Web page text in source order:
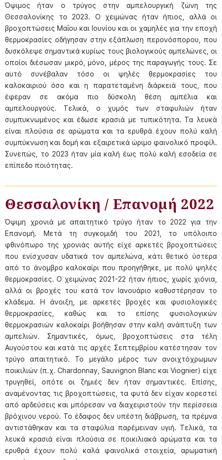
Όψιμος ήταν ο τρύγος στην αμπελουργική ζώνη της
Θεσσαλονίκης το 2023. Ο χειμώνας ήταν ήπιος, αλλά οι
βροχοπτώσεις Μαΐου και Ιουνίου και οι χαμηλές για την εποχή
θερμοκρασίες οδήγησαν στην εξάπλωση περονόσπορου, που
δυσκόλεψε σημαντικά κυρίως τους βιολογικούς αμπελώνες, οι
οποίοι διέσωσαν μικρό, μόνο, μέρος της παραγωγής τους. Σε
αυτό συνέβαλαν τόσο οι ψηλές θερμοκρασίες του
καλοκαιριού όσο και η παρατεταμένη διάρκειά τους, που
έφεραν σε ακόμα πιο δύσκολη θέση αμπέλια και
αμπελουργούς. Τελικά, ο χυμός των σταφυλιών ήταν
συμπυκνωμένος και έδωσε κρασιά με τυπικότητα. Τα λευκά
είναι πλούσια σε αρώματα και τα ερυθρά έχουν πολύ καλή
συμπύκνωση και δομή και εξαιρετικά ώριμο φαινολικό προφίλ.
Συνεπώς, το 2023 ήταν μία καλή έως πολύ καλή εσοδεία σε
επίπεδο ποιότητας.
Θεσσαλονίκη / Επανομή 2022
Όψιμη χρονιά με απαιτητικό τρύγο ήταν το 2022 για την
Επανομή. Μετά τη συγκομιδή του 2021, το υπόλοιπο
φθινόπωρο της χρονιάς αυτής είχε αρκετές βροχοπτώσεις
που ενίσχυσαν υδατικά τον αμπελώνα, κάτι θετικό ύστερα
από το άνομβρο καλοκαίρι που προηγήθηκε, με πολύ ψηλές
θερμοκρασίες. Ο χειμώνας 2021-22 ήταν ήπιος, χωρίς χιόνια,
αλλά οι βροχές του κατά τον Ιανουάριο καθυστέρησαν το
κλάδεμα. Η άνοιξη, με αρκετές βροχές και φυσιολογικές
θερμοκρασίες, καθώς και το επίσης φυσιολογικών
θερμοκρασιών καλοκαίρι βοήθησαν στην καλή ανάπτυξη των
αμπελιών. Σημαντικές, όμως, βροχοπτώσεις στα τέλη
Αυγούστου και κατά τις αρχές Σεπτεμβρίου κατέστησαν τον
τρύγο απαιτητικό. Το μεγάλο μέρος των ανοιχτόχρωμων
ποικιλιών (π.χ. Chardonnay, Sauvignon Blanc και Viognier) είχε
τρυγηθεί, οπότε οι ζημιές δεν ήταν σημαντικές. Επίσης,
αναμένοντας τις βροχοπτώσεις, τα φυτά δεν είχαν κορεστεί
από αρδεύσεις και μπόρεσαν να διαχειριστούν την περίσσεια
βρόχινου νερού. Το έδαφος δεν υπέστη διάβρωση, τα πρέμνα
αντιστάθηκαν και τα σταφύλια παρέμειναν υγιή. Τελικά, τα
λευκά κρασιά είναι πλούσια σε ποικιλιακά αρώματα και τα
ερυθρά έχουν πολύ καλά φαινολικά στοιχεία, αρωματική